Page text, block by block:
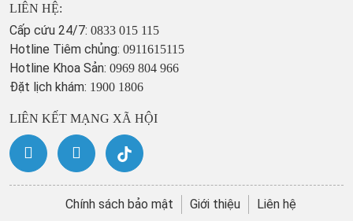
LIÊN HỆ:
Cấp cứu 24/7: 0833 015 115
Hotline Tiêm chủng: 0911615115
Hotline Khoa Sản: 0969 804 966
Đặt lịch khám: 1900 1806
LIÊN KẾT MẠNG XÃ HỘI
Chính sách bảo mật Giới thiệu Liên hệ